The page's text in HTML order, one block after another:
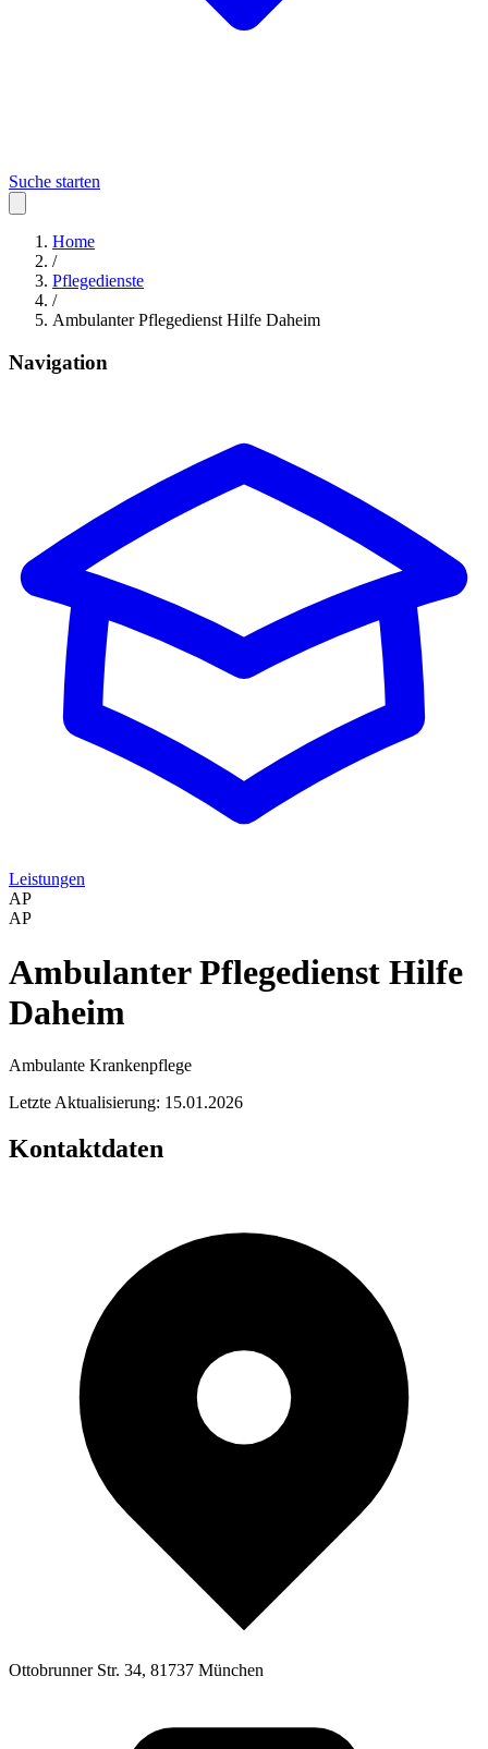
Suche starten
Home
/
Pflegedienste
/
Ambulanter Pflegedienst Hilfe Daheim
Navigation
Leistungen
AP
AP
Ambulanter Pflegedienst Hilfe
Daheim
Ambulante Krankenpflege
Letzte Aktualisierung: 15.01.2026
Kontaktdaten
Ottobrunner Str. 34, 81737 München